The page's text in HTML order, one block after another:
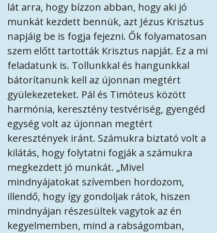
lát arra, hogy bízzon abban, hogy aki jó
munkát kezdett bennük, azt Jézus Krisztus
napjáig be is fogja fejezni. Ők folyamatosan
szem előtt tartották Krisztus napját. Ez a mi
feladatunk is. Tollunkkal és hangunkkal
bátorítanunk kell az újonnan megtért
gyülekezeteket. Pál és Timóteus között
harmónia, keresztény testvériség, gyengéd
egység volt az újonnan megtért
keresztények iránt. Számukra biztató volt a
kilátás, hogy folytatni fogják a számukra
megkezdett jó munkát. „Mivel
mindnyájatokat szívemben hordozom,
illendő, hogy így gondoljak rátok, hiszen
mindnyájan részesültek vagytok az én
kegyelmemben, mind a rabságomban,